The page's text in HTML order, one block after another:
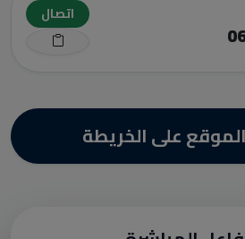
اتصال
على الخريطة